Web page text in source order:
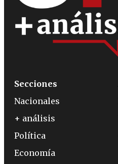
Secciones
Nacionales
+ análisis
Política
Economía